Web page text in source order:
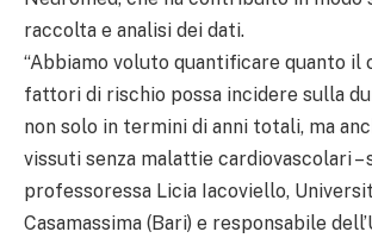
raccolta e analisi dei dati.
“Abbiamo voluto quantificare quanto il
fattori di rischio possa incidere sulla
non solo in termini di anni totali, ma
vissuti senza malattie cardiovascolari –
professoressa Licia Iacoviello,
Casamassima (Bari) e responsabile